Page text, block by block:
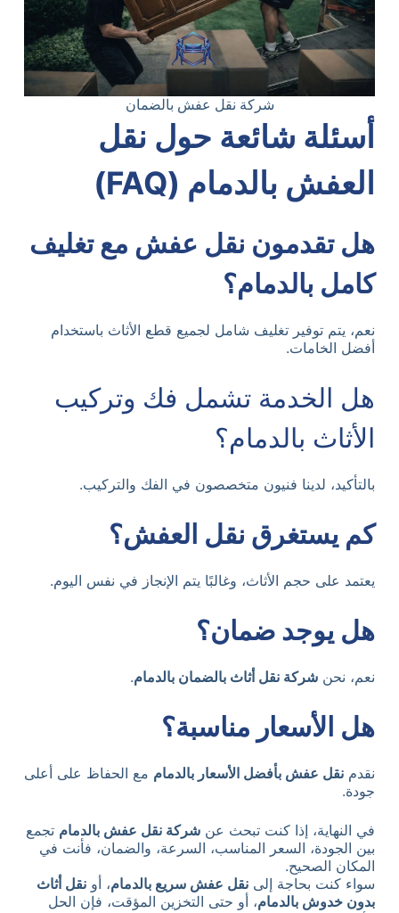
شركة نقل عفش بالضمان
أسئلة شائعة حول نقل
العفش بالدمام (FAQ)
هل تقدمون نقل عفش مع تغليف
كامل بالدمام؟
نعم، يتم توفير تغليف شامل لجميع قطع الأثاث باستخدام
أفضل الخامات.
هل الخدمة تشمل فك وتركيب
الأثاث بالدمام؟
بالتأكيد، لدينا فنيون متخصصون في الفك والتركيب.
كم يستغرق نقل العفش؟
يعتمد على حجم الأثاث، وغالبًا يتم الإنجاز في نفس اليوم.
هل يوجد ضمان؟
نعم، نحن شركة نقل أثاث بالضمان بالدمام.
هل الأسعار مناسبة؟
نقدم نقل عفش بأفضل الأسعار بالدمام مع الحفاظ على أعلى
جودة.
في النهاية، إذا كنت تبحث عن شركة نقل عفش بالدمام تجمع
بين الجودة، السعر المناسب، السرعة، والضمان، فأنت في
المكان الصحيح.
سواء كنت بحاجة إلى نقل عفش سريع بالدمام، أو نقل أثاث
بدون خدوش بالدمام، أو حتى التخزين المؤقت، فإن الحل